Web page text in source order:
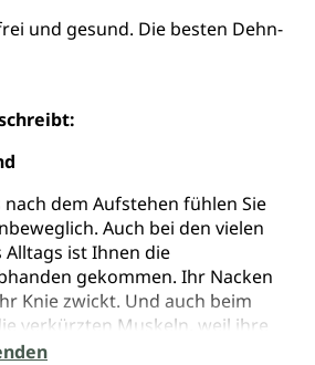
und gesund. Die besten Dehn-
dem Aufstehen fühlen Sie
Auch bei den vielen
ist Ihnen die
gekommen. Ihr Nacken
Knie zwickt. Und auch beim
verkürzten Muskeln, weil ihre
sein scheinen. Gegen all das